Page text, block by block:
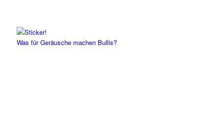
Was für Geräusche machen Bullis?